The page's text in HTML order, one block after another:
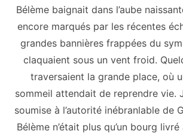
Bélème baignait dans l’aube
encore marqués par les récentes
grandes bannières frappées du
claquaient sous un vent froid.
traversaient la grande place, où
sommeil attendait de reprendre vie.
soumise à l’autorité inébranlable de
Bélème n’était plus qu’un bourg